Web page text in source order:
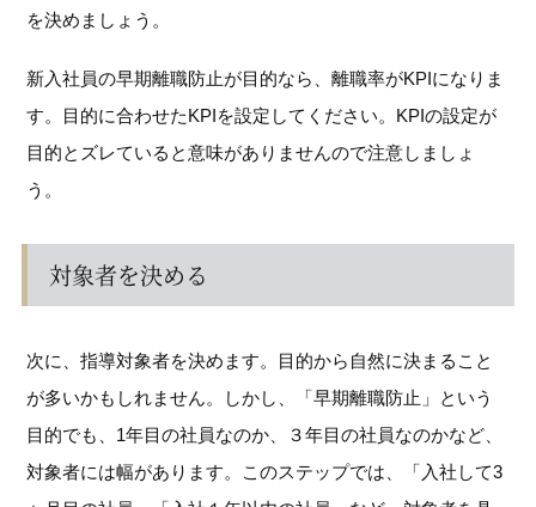
を決めましょう。
新入社員の早期離職防止が目的なら、離職率がKPIになりま
す。目的に合わせたKPIを設定してください。KPIの設定が
目的とズレていると意味がありませんので注意しましょ
う。
対象者を決める
次に、指導対象者を決めます。目的から自然に決まること
が多いかもしれません。しかし、「早期離職防止」という
目的でも、1年目の社員なのか、３年目の社員なのかなど、
対象者には幅があります。このステップでは、「入社して3